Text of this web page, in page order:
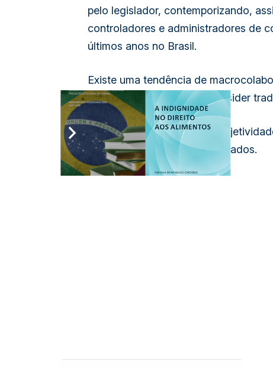
pelo legislador, contemporizando,
controladores e administradores de
últimos anos no Brasil.
Existe uma tendência de
e perniciosas, reduzindo o insider
E conseguindo expor com
oferecido a todos os interessados.